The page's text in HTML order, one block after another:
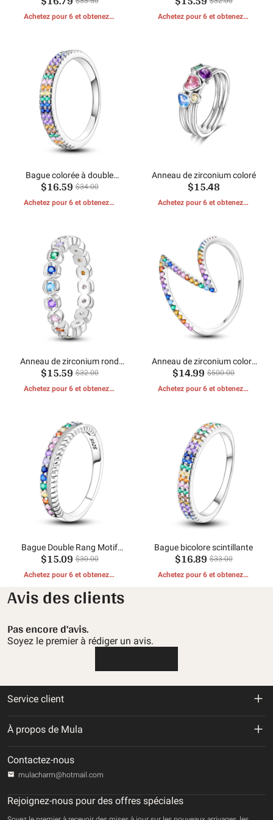
Achetez pour 6 et obtenez 1
Achetez pour 6 et obtenez 1
Bague colorée à double
anneau scintillante
$16.59 $34.00
Achetez pour 6 et obtenez 1
Anneau de zirconium coloré
$15.48
Achetez pour 6 et obtenez 1
Anneau de zirconium rond
coloré
$15.59 $32.00
Achetez pour 6 et obtenez 1
Anneau de zirconium coloré
simple
$14.99 $500.00
Achetez pour 6 et obtenez 1
Bague Double Rang Motif
Zirconium Coloré
$15.09 $30.00
Achetez pour 6 et obtenez 1
Bague bicolore scintillante
$16.89 $33.00
Achetez pour 6 et obtenez 1
Avis des clients
Pas encore d'avis.
Soyez le premier à rédiger un avis.
Service client
Politique de confidentialité
Conditions d'utilisation
À propos de Mula
Suivre votre commande
Contactez-nous
Contactez-nous
mulacharm@hotmail.com
Rejoignez-nous pour des offres spéciales